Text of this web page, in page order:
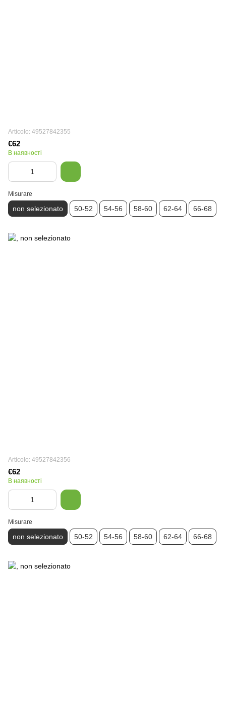
Articolo: 49527842355
€62
В наявності
Misurare
non selezionato 50-52 54-56 58-60 62-64 66-68
Articolo: 49527842356
€62
В наявності
Misurare
non selezionato 50-52 54-56 58-60 62-64 66-68